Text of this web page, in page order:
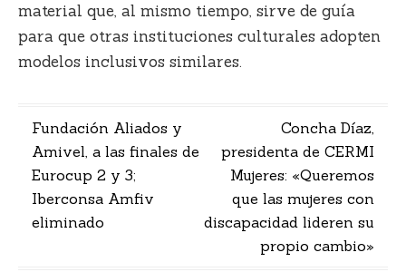
material que, al mismo tiempo, sirve de guía
para que otras instituciones culturales adopten
modelos inclusivos similares.
Navegación
de
entradas
Fundación Aliados y
Amivel, a las finales de
Eurocup 2 y 3;
Iberconsa Amfiv
eliminado
Concha Díaz,
presidenta de CERMI
Mujeres: «Queremos
que las mujeres con
discapacidad lideren su
propio cambio»